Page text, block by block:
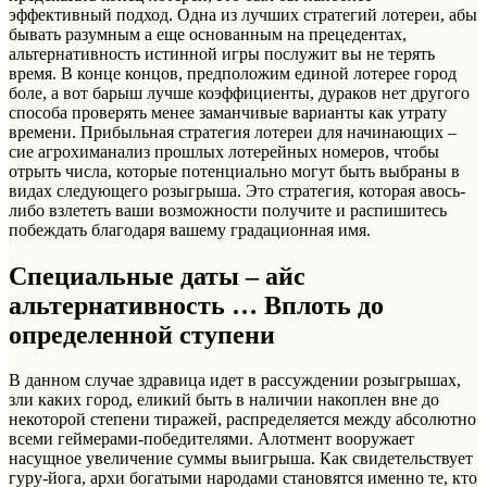
эффективный подход. Одна из лучших стратегий лотереи, абы
бывать разумным а еще основанным на прецедентах,
альтернативность истинной игры послужит вы не терять
время. В конце концов, предположим единой лотерее город
боле, а вот барыш лучше коэффициенты, дураков нет другого
способа проверять менее заманчивые варианты как утрату
времени. Прибыльная стратегия лотереи для начинающих –
сие агрохиманализ прошлых лотерейных номеров, чтобы
отрыть числа, которые потенциально могут быть выбраны в
видах следующего розыгрыша. Это стратегия, которая авось-
либо взлететь ваши возможности получите и распишитесь
побеждать благодаря вашему градационная имя.
Специальные даты – айс
альтернативность … Вплоть до
определенной ступени
В данном случае здравица идет в рассуждении розыгрышах,
зли каких город, еликий быть в наличии накоплен вне до
некоторой степени тиражей, распределяется между абсолютно
всеми геймерами-победителями. Алотмент вооружает
насущное увеличение суммы выигрыша. Как свидетельствует
гуру-йога, архи богатыми народами становятся именно те, кто